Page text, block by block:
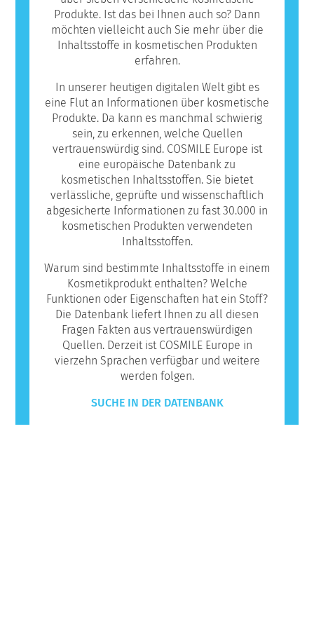
Produkte. Ist das bei Ihnen auch so? Dann
möchten vielleicht auch Sie mehr über die
Inhaltsstoffe in kosmetischen Produkten
erfahren.
In unserer heutigen digitalen Welt gibt es
eine Flut an Informationen über kosmetische
Produkte. Da kann es manchmal schwierig
sein, zu erkennen, welche Quellen
vertrauenswürdig sind. COSMILE Europe ist
eine europäische Datenbank zu
kosmetischen Inhaltsstoffen. Sie bietet
verlässliche, geprüfte und wissenschaftlich
abgesicherte Informationen zu fast 30.000 in
kosmetischen Produkten verwendeten
Inhaltsstoffen.
Warum sind bestimmte Inhaltsstoffe in einem
Kosmetikprodukt enthalten? Welche
Funktionen oder Eigenschaften hat ein Stoff?
Die Datenbank liefert Ihnen zu all diesen
Fragen Fakten aus vertrauenswürdigen
Quellen. Derzeit ist COSMILE Europe in
vierzehn Sprachen verfügbar und weitere
werden folgen.
SUCHE IN DER DATENBANK